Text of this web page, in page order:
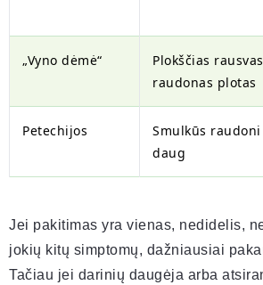
„Vyno dėmė“
Plokščias
raudonas plotas
Petechijos
Smulkūs
daug
Jei pakitimas yra vienas, nedidelis,
jokių kitų simptomų, dažniausiai
Tačiau jei darinių daugėja arba